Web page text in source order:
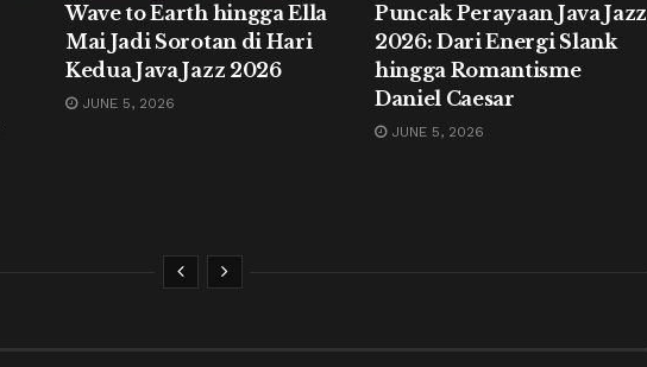
Wave to Earth hingga Ella
Mai Jadi Sorotan di Hari
Kedua Java Jazz 2026
JUNE 5, 2026
Puncak Perayaan Java Jazz
2026: Dari Energi Slank
hingga Romantisme
Daniel Caesar
JUNE 5, 2026